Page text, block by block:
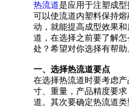
热流道是应用于注塑成型
可以使流道内塑料保持
动 ， 就能提高成型效果
道 ，在选择之前要了解
处 ？ 希望对你选择有帮助
一、 选择热流道要点
在选择热流道时要考虑
寸、 重量，产品精度要
道。其次要确定热流道类